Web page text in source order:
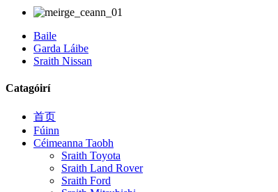
Baile
Garda Láibe
Sraith Nissan
Catagóirí
首页
Fúinn
Céimeanna Taobh
Sraith Toyota
Sraith Land Rover
Sraith Ford